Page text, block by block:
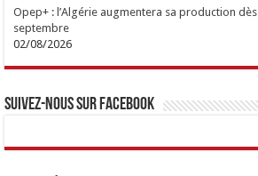
Opep+ : l’Algérie augmentera sa production dès
septembre
02/08/2026
Suivez-nous sur Facebook